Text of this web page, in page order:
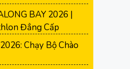
BAY 2026 |
Đẳng Cấp
Chạy Bộ Chào